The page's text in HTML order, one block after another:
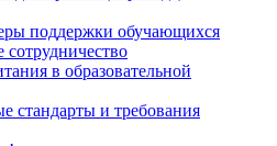
поддержки обучающихся
в образовательной
стандарты и требования